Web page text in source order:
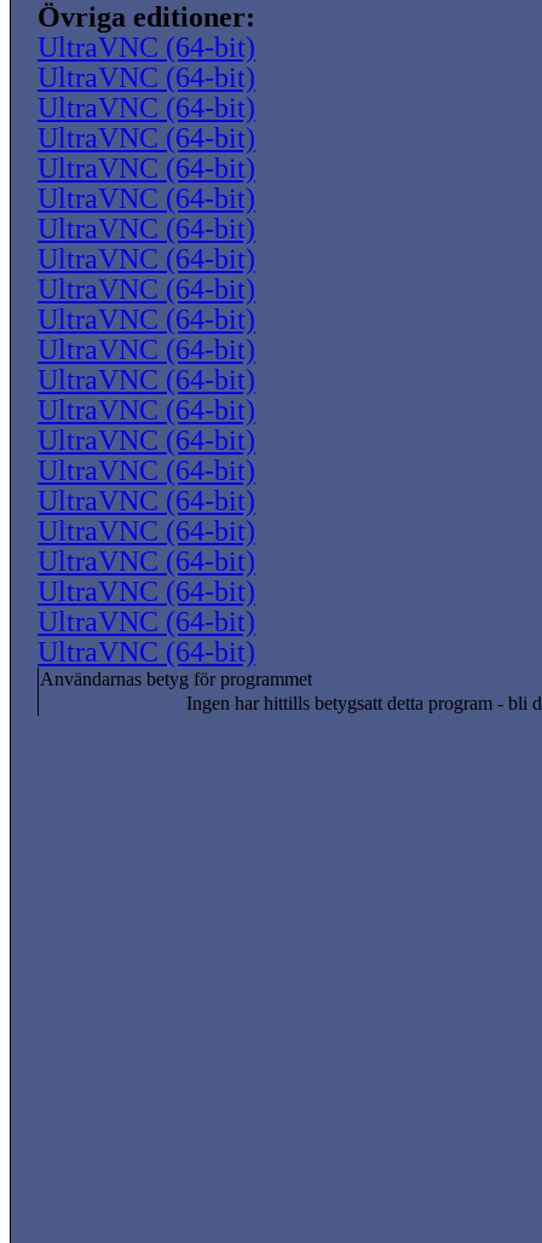
Övriga editioner:
UltraVNC (64-bit)
UltraVNC (64-bit)
UltraVNC (64-bit)
UltraVNC (64-bit)
UltraVNC (64-bit)
UltraVNC (64-bit)
UltraVNC (64-bit)
UltraVNC (64-bit)
UltraVNC (64-bit)
UltraVNC (64-bit)
UltraVNC (64-bit)
UltraVNC (64-bit)
UltraVNC (64-bit)
UltraVNC (64-bit)
UltraVNC (64-bit)
UltraVNC (64-bit)
UltraVNC (64-bit)
UltraVNC (64-bit)
UltraVNC (64-bit)
UltraVNC (64-bit)
UltraVNC (64-bit)
Användarnas betyg för programmet
Ingen har hittills betygsatt detta program - bli